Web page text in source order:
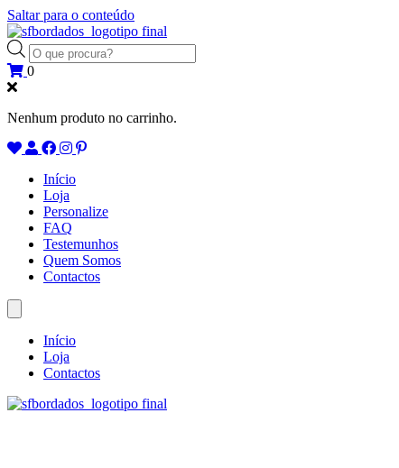
Saltar para o conteúdo
Products
search
0
Nenhum produto no carrinho.
Início
Loja
Personalize
FAQ
Testemunhos
Quem Somos
Contactos
Início
Loja
Contactos